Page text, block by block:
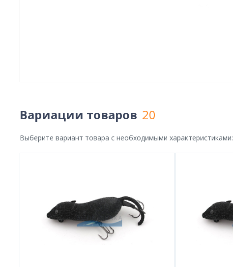
Вариации товаров 20
Выберите вариант товара с необходимыми характеристиками: